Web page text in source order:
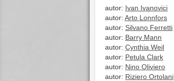
autor: Ivan Ivanovici
autor: Arto Lonnfors
autor: Silvano Ferretti
autor: Barry Mann
autor: Cynthia Weil
autor: Petula Clark
autor: Nino Oliviero
autor: Riziero Ortolani